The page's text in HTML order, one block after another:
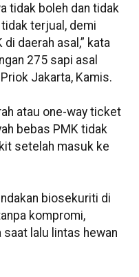
tidak boleh dan tidak
terjual, demi
daerah asal,” kata
275 sapi asal
Jakarta, Kamis.
atau one-way ticket
bebas PMK tidak
setelah masuk ke
biosekuriti di
kompromi,
lalu lintas hewan